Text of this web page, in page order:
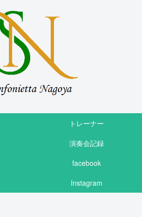
トレーナー
演奏会記録
facebook
Instagram